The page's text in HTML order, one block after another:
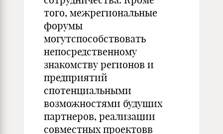
того, межрегиональные
форумы
могутспособствовать
непосредственному
знакомству регионов и
предприятий
спотенциальными
возможностями будущих
партнеров, реализации
совместных проектовв